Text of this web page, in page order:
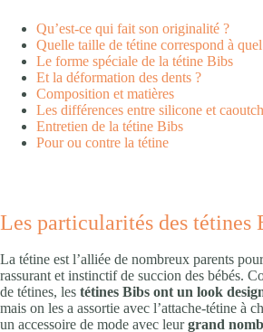
Qu’est-ce qui fait son originalité ?
Quelle taille de tétine correspond à
Le forme spéciale de la tétine Bibs
Et la déformation des dents ?
Composition et matières
Les différences entre silicone et
Entretien de la tétine Bibs
Pour ou contre la tétine
Les particularités des tétines
La tétine est l’alliée de nombreux parents
rassurant et instinctif de succion des bébés.
de tétines, les tétines Bibs ont un look
mais on les a assortie avec l’attache-tétine à
un accessoire de mode avec leurgrand